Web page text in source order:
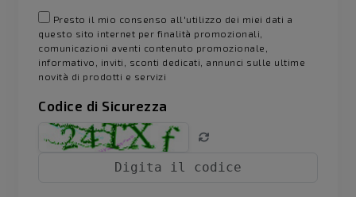
Presto il mio consenso all'utilizzo dei miei dati a
questo sito internet per finalità promozionali,
comunicazioni aventi contenuto promozionale,
informativo, inviti, sconti dedicati, annunci sulle ultime
novità di prodotti e servizi
Codice di Sicurezza